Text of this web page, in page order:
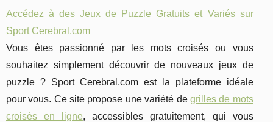
Accédez à des Jeux de Puzzle Gratuits et Variés sur
Sport Cerebral.com
Vous êtes passionné par les mots croisés ou vous
souhaitez simplement découvrir de nouveaux jeux de
puzzle ? Sport Cerebral.com est la plateforme idéale
pour vous. Ce site propose une variété de grilles de mots
croisés en ligne, accessibles gratuitement, qui vous